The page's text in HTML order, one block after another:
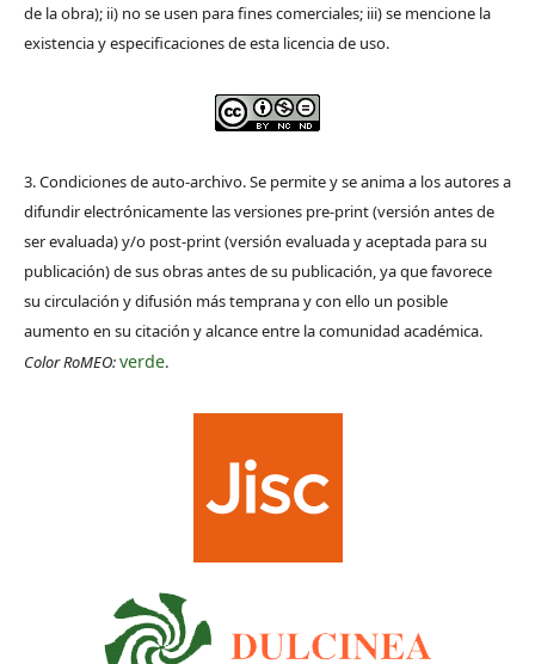
de la obra); ii) no se usen para fines comerciales; iii) se mencione la
existencia y especificaciones de esta licencia de uso.
3. Condiciones de auto-archivo. Se permite y se anima a los autores a
difundir electrónicamente las versiones pre-print (versión antes de
ser evaluada) y/o post-print (versión evaluada y aceptada para su
publicación) de sus obras antes de su publicación, ya que favorece
su circulación y difusión más temprana y con ello un posible
aumento en su citación y alcance entre la comunidad académica.
Color RoMEO:verde.